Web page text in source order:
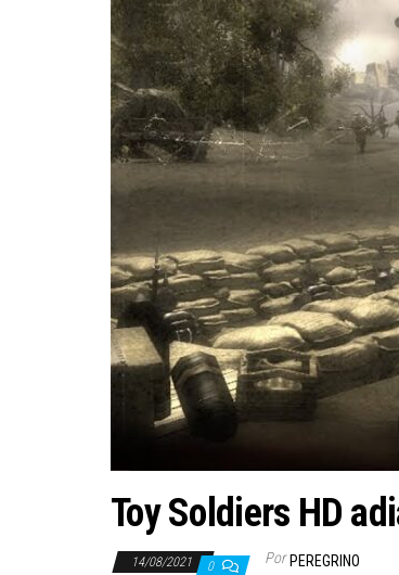
Toy Soldiers HD
14/08/2021 0 Por PEREGRINO